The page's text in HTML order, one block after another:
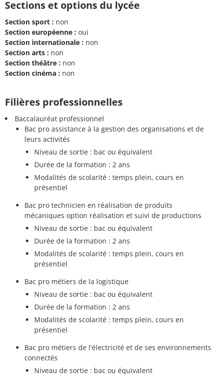
Sections et options du lycée
Section sport : non
Section européenne : oui
Section internationale : non
Section arts : non
Section théâtre : non
Section cinéma : non
Filières professionnelles
Baccalauréat professionnel
Bac pro assistance à la gestion des organisations et de
leurs activités
Niveau de sortie : bac ou équivalent
Durée de la formation : 2 ans
Modalités de scolarité : temps plein, cours en
présentiel
Bac pro technicien en réalisation de produits
mécaniques option réalisation et suivi de productions
Niveau de sortie : bac ou équivalent
Durée de la formation : 2 ans
Modalités de scolarité : temps plein, cours en
présentiel
Bac pro métiers de la logistique
Niveau de sortie : bac ou équivalent
Durée de la formation : 2 ans
Modalités de scolarité : temps plein, cours en
présentiel
Bac pro métiers de l'électricité et de ses environnements
connectés
Niveau de sortie : bac ou équivalent